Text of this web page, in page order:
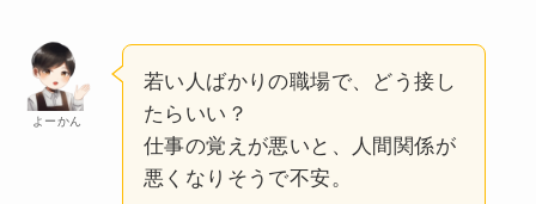
よーかん
若い人ばかりの職場で、どう接し
たらいい？
仕事の覚えが悪いと、人間関係が
悪くなりそうで不安。